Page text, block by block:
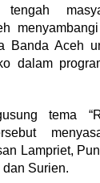
Banda Aceh
dalam
tema
Lampriet,
Surien.